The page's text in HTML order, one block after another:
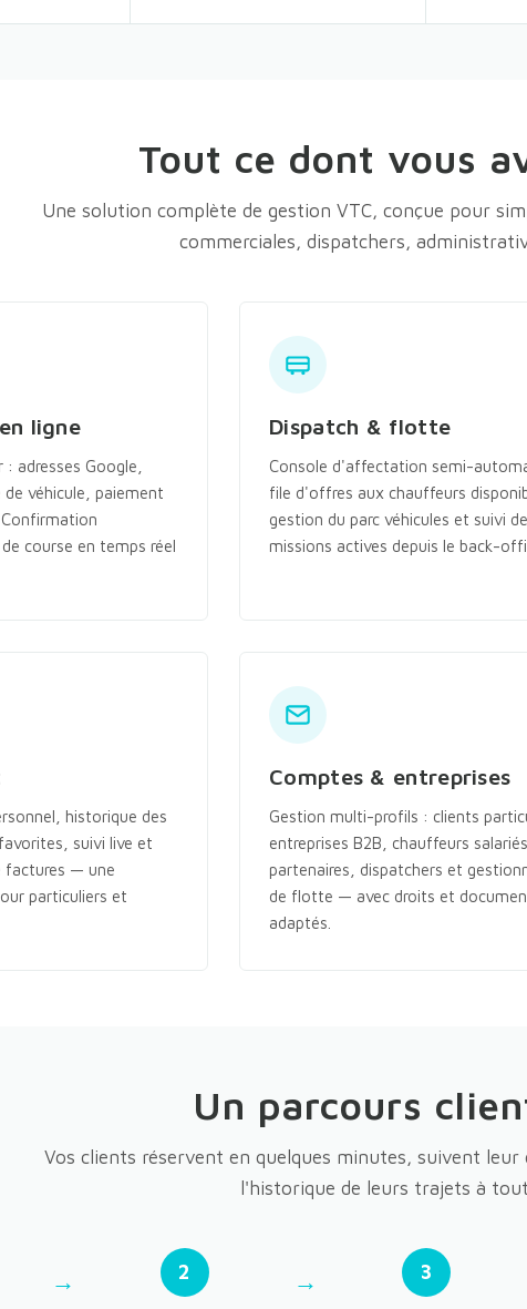
Tout ce dont vous
Une solution complète de gestion VTC, conçue pour
commerciales, dispatchers,
ligne
adresses Google,
véhicule, paiement
course en temps réel
Dispatch & flotte
Console d'affectation semi-
file d'offres aux chauffeurs
gestion du parc véhicules et suivi
missions actives depuis le back-
historique des
suivi live et
factures — une
particuliers et
Comptes & entreprises
Gestion multi-profils : clients
entreprises B2B, chauffeurs
partenaires, dispatchers et
de flotte — avec droits et
adaptés.
Un parcours
Vos clients réservent en quelques minutes, suivent
l'historique de leurs trajets à
2 3